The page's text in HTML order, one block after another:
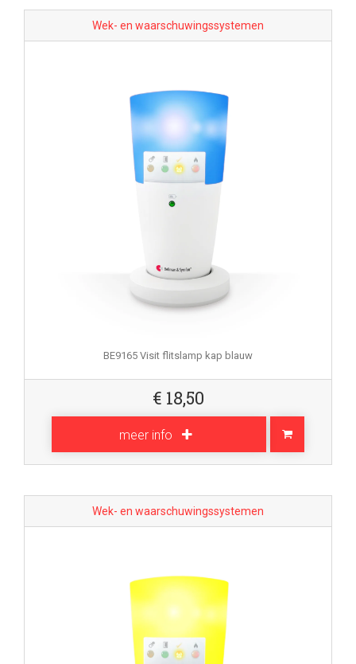
Wek- en waarschuwingssystemen
BE9165 Visit flitslamp kap blauw
€ 18,50
meer info
Wek- en waarschuwingssystemen